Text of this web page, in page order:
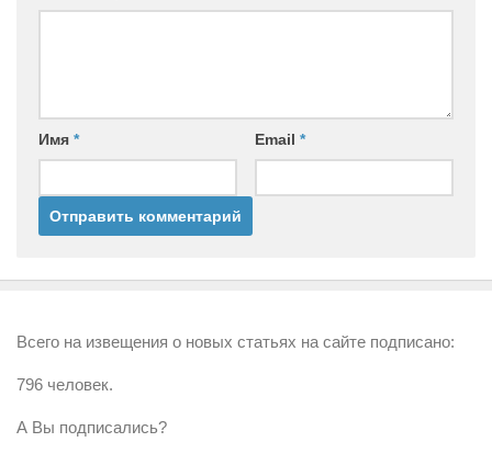
Имя * Email *
Всего на извещения о новых статьях на сайте подписано:
796 человек.
А Вы подписались?